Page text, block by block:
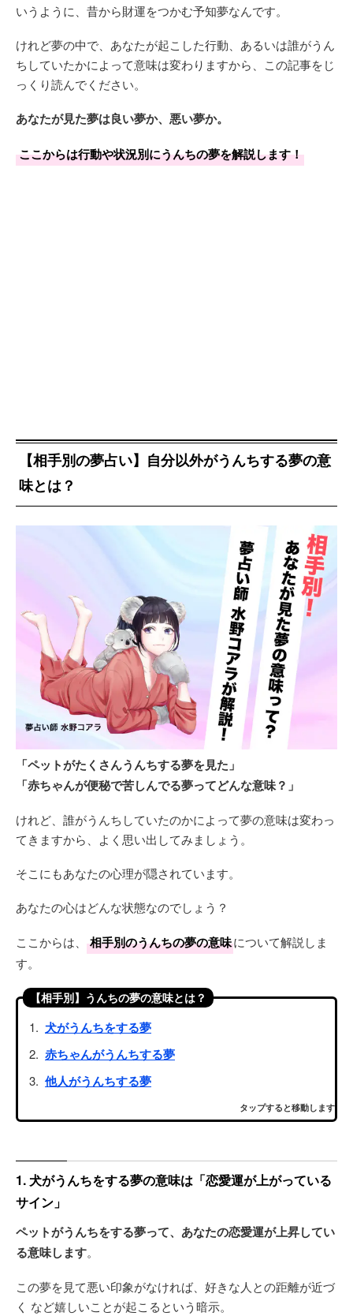
いうように、昔から財運をつかむ予知夢なんです。
けれど夢の中で、あなたが起こした行動、あるいは誰がうん
ちしていたかによって意味は変わりますから、この記事をじ
っくり読んでください。
あなたが見た夢は良い夢か、悪い夢か。
ここからは行動や状況別にうんちの夢を解説します！
【相手別の夢占い】自分以外がうんちする夢の意
味とは？
「ペットがたくさんうんちする夢を見た」
「赤ちゃんが便秘で苦しんでる夢ってどんな意味？」
けれど、誰がうんちしていたのかによって夢の意味は変わっ
てきますから、よく思い出してみましょう。
そこにもあなたの心理が隠されています。
あなたの心はどんな状態なのでしょう？
ここからは、 相手別のうんちの夢の意味について解説しま
す。
【相手別】うんちの夢の意味とは？
犬がうんちをする夢
赤ちゃんがうんちする夢
他人がうんちする夢
タップすると移動します
1. 犬がうんちをする夢の意味は「恋愛運が上がっている
サイン」
ペットがうんちをする夢って、あなたの恋愛運が上昇してい
る意味します。
この夢を見て悪い印象がなければ、好きな人との距離が近づ
く など嬉しいことが起こるという暗示。